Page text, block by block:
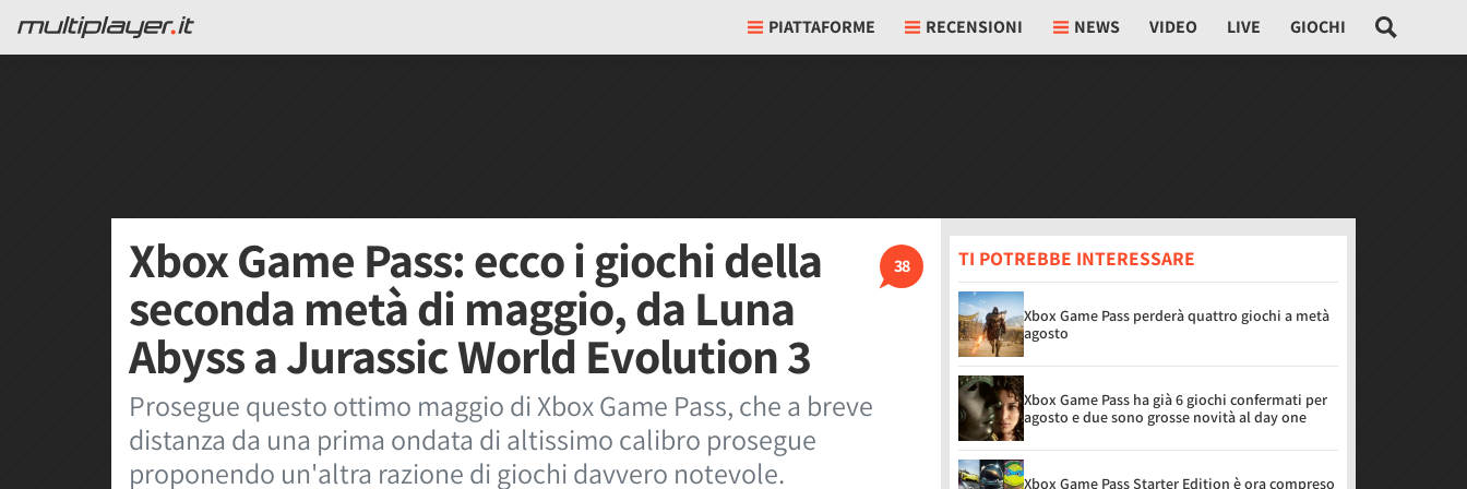
PIATTAFORME RECENSIONI NEWS VIDEO LIVE GIOCHI
38
Xbox Game Pass: ecco i giochi della
seconda metà di maggio, da Luna
Abyss a Jurassic World Evolution 3
Prosegue questo ottimo maggio di Xbox Game Pass, che a breve
distanza da una prima ondata di altissimo calibro prosegue
proponendo un'altra razione di giochi davvero notevole.
TI POTREBBE INTERESSARE
Xbox Game Pass perderà quattro giochi a metà
agosto
Xbox Game Pass ha già 6 giochi confermati per
agosto e due sono grosse novità al day one
Xbox Game Pass Starter Edition è ora compreso